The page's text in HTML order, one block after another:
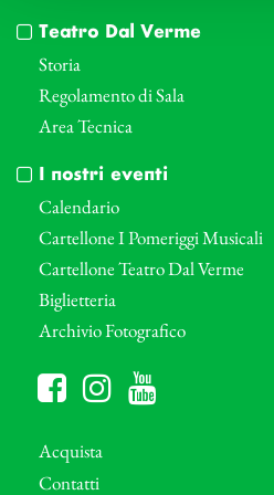
Teatro Dal Verme
Storia
Regolamento di Sala
Area Tecnica
I nostri eventi
Calendario
Cartellone I Pomeriggi Musicali
Cartellone Teatro Dal Verme
Biglietteria
Archivio Fotografico
Acquista
Contatti